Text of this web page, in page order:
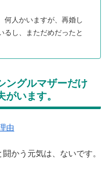
何人かいますが、再婚し
るし、まただめだったと
ングルマザーだけ
います。
由
かう元気は、ないです。